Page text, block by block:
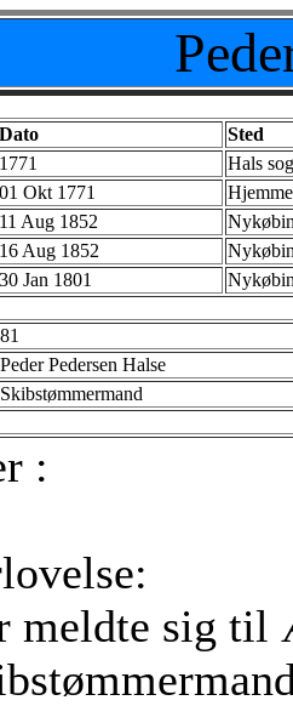
Dato
Sted
1771
Hals
01 Okt 1771
11 Aug 1852
16 Aug 1852
30 Jan 1801
81
Peder Pedersen Halse
Skibstømmermand
:
meldte sig